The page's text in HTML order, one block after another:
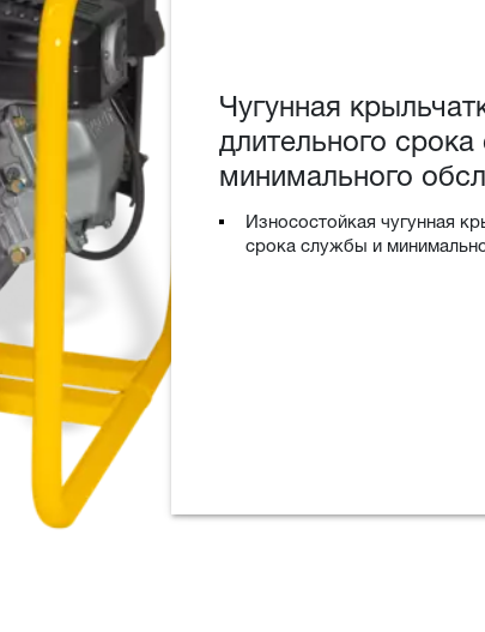
Чугунная
длительного
минимального
Износостойкая чугунная
срока службы и